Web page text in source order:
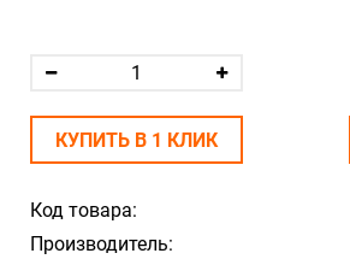
Код товара:
Производитель:
КУПИТЬ В 1 КЛИК